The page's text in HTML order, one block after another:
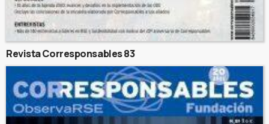
Revista Corresponsables 83